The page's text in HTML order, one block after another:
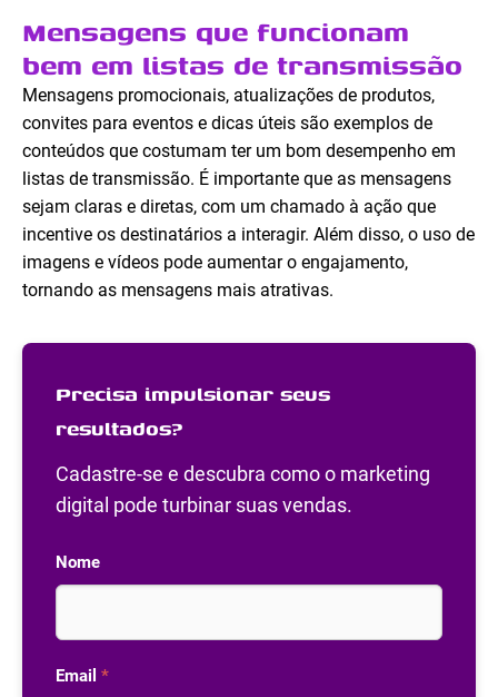
Mensagens que funcionam
bem em listas de transmissão
Mensagens promocionais, atualizações de produtos,
convites para eventos e dicas úteis são exemplos de
conteúdos que costumam ter um bom desempenho em
listas de transmissão. É importante que as mensagens
sejam claras e diretas, com um chamado à ação que
incentive os destinatários a interagir. Além disso, o uso de
imagens e vídeos pode aumentar o engajamento,
tornando as mensagens mais atrativas.
Precisa impulsionar seus
resultados?
Cadastre-se e descubra como o marketing
digital pode turbinar suas vendas.
Nome
Email *